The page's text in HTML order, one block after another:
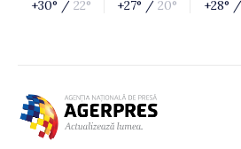
+30° / 22° +27° / 20° +28° /